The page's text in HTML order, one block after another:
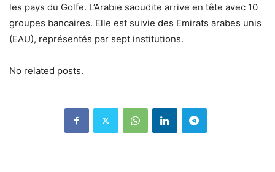
les pays du Golfe. L’Arabie saoudite arrive en tête avec 10
groupes bancaires. Elle est suivie des Emirats arabes unis
(EAU), représentés par sept institutions.
No related posts.